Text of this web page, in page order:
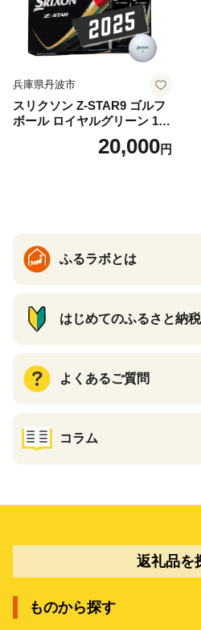
兵庫県丹波市
スリクソン Z-STAR9 ゴルフ
ボール ロイヤルグリーン 1ダ
ース 12球 兵庫県丹波市 ふる
20,000円
ふるラボとは
はじめてのふるさと納税
よくあるご質問
コラム
返礼品を
ものから探す